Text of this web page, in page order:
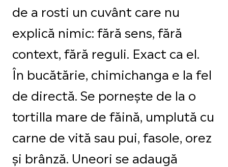
de a rosti un cuvânt care nu
explică nimic: fără sens, fără
context, fără reguli. Exact ca el.
În bucătărie, chimichanga e la fel
de directă. Se pornește de la o
tortilla mare de făină, umplută cu
carne de vită sau pui, fasole, orez
și brânză. Uneori se adaugă